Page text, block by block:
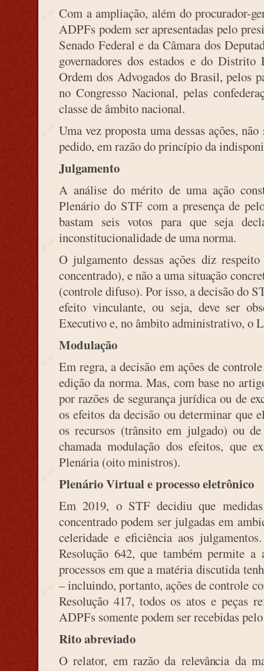
Com a ampliação, além do procurador-
ADPFs podem ser apresentadas pelo
Senado Federal e da Câmara dos
governadores dos estados e do
Ordem dos Advogados do Brasil, pelos
no Congresso Nacional, pelas
classe de âmbito nacional.
Uma vez proposta uma dessas ações,
pedido, em razão do princípio da
Julgamento
A análise do mérito de uma ação
Plenário do STF com a presença de
bastam seis votos para que seja
inconstitucionalidade de uma norma.
O julgamento dessas ações diz
concentrado), e não a uma situação
(controle difuso). Por isso, a decisão do
efeito vinculante, ou seja, deve ser
Executivo e, no âmbito administrativo, o
Modulação
Em regra, a decisão em ações de
edição da norma. Mas, com base no
por razões de segurança jurídica ou de
os efeitos da decisão ou determinar que
os recursos (trânsito em julgado) ou
chamada modulação dos efeitos, que
Plenária (oito ministros).
Plenário Virtual e processo eletrônico
Em 2019, o STF decidiu que
concentrado podem ser julgadas em
celeridade e eficiência aos
Resolução 642, que também permite
processos em que a matéria discutida
– incluindo, portanto, ações de controle
Resolução 417, todos os atos e peças
ADPFs somente podem ser recebidas
Rito abreviado
O relator, em razão da relevância da